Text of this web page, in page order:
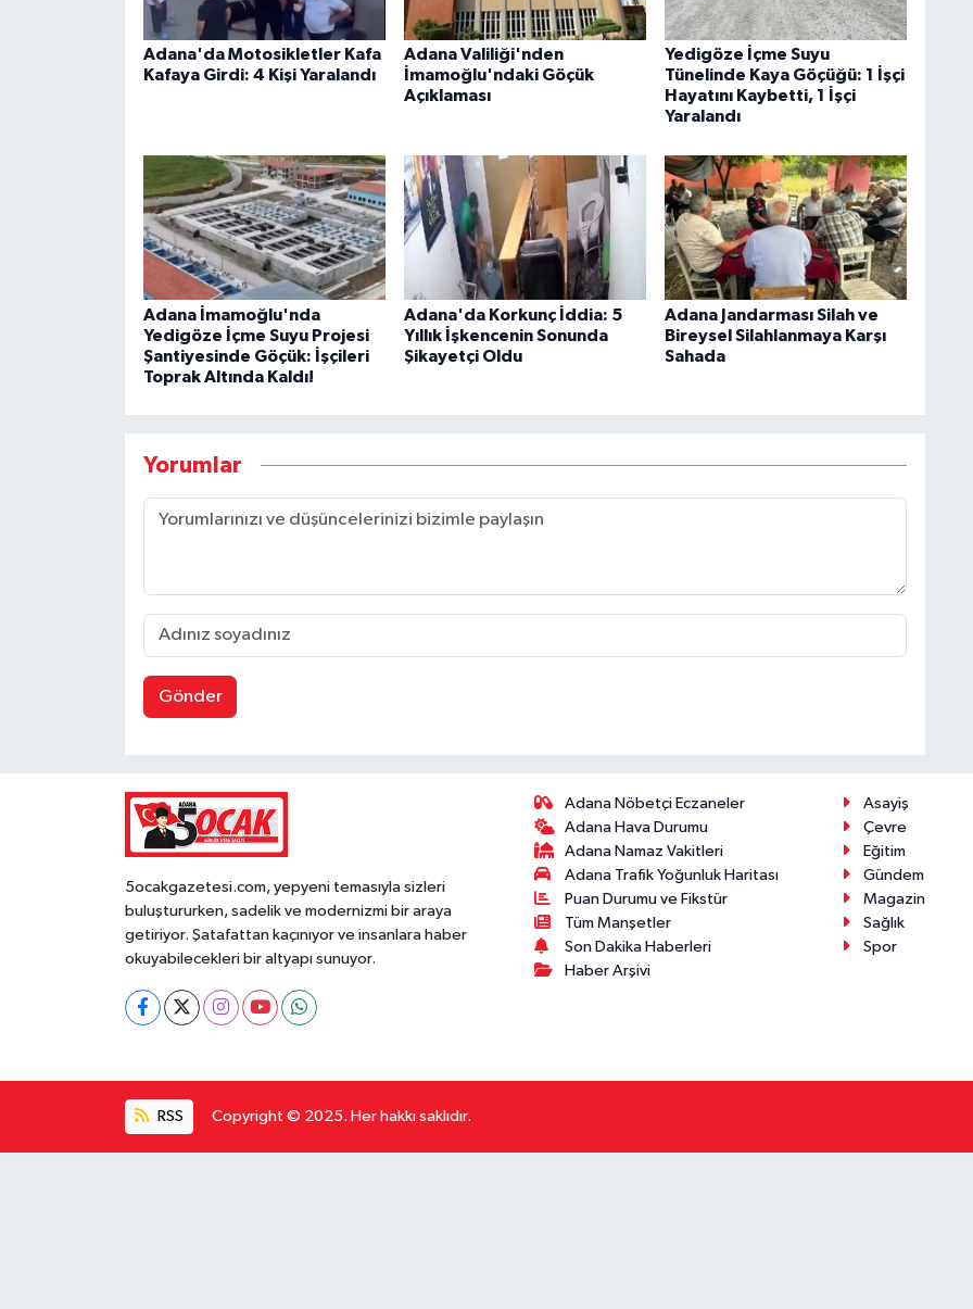
Adana'da Motosikletler Kafa
Kafaya Girdi: 4 Kişi Yaralandı
Adana Valiliği'nden
İmamoğlu'ndaki Göçük
Açıklaması
Yedigöze İçme Suyu
Tünelinde Kaya Göçüğü: 1 İşçi
Hayatını Kaybetti, 1 İşçi
Yaralandı
Adana İmamoğlu'nda
Yedigöze İçme Suyu Projesi
Şantiyesinde Göçük: İşçileri
Toprak Altında Kaldı!
Adana'da Korkunç İddia: 5
Yıllık İşkencenin Sonunda
Şikayetçi Oldu
Adana Jandarması Silah ve
Bireysel Silahlanmaya Karşı
Sahada
Yorumlar
Gönder
5ocakgazetesi.com, yepyeni temasıyla sizleri
buluştururken, sadelik ve modernizmi bir araya
getiriyor. Şatafattan kaçınıyor ve insanlara haber
okuyabilecekleri bir altyapı sunuyor.
Adana Nöbetçi Eczaneler
Adana Hava Durumu
Adana Namaz Vakitleri
Adana Trafik Yoğunluk Haritası
Puan Durumu ve Fikstür
Tüm Manşetler
Son Dakika Haberleri
Haber Arşivi
Asayiş
Çevre
Eğitim
Gündem
Magazin
Sağlık
Spor
RSS Copyright © 2025. Her hakkı saklıdır.